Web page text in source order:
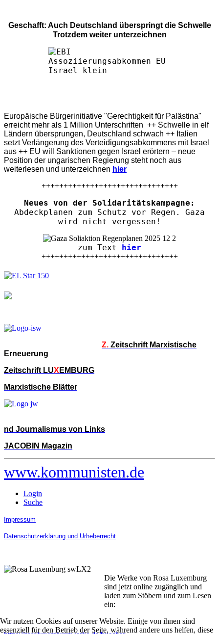
Geschafft: Auch Deutschland überspringt die Schwelle
Trotzdem weiter unterzeichnen
Europäische Bürgerinitiative "Gerechtigkeit für Palästina"
erreicht mehr als 1 Million Unterschriften ++ Schwelle in elf
Ländern übersprungen, Deutschland schwach ++ Italien
setzt Verlängerung des Verteidigungsabkommens mit Israel
aus ++ EU will Sanktionen gegen Israel erörtern – neue
Position der ungarischen Regierung steht noch aus
weiterlesen und unterzeichnen hier
+++++++++++++++++++++++++++++++
Neues von der Solidaritätskampagne:
Abdeckplanen zum Schutz vor Regen. Gaza
wird nicht vergessen!
zum Text hier
+++++++++++++++++++++++++++++++
Z. Zeitschrift Marxistische
Erneuerung
Zeitschrift LUX EMBURG
Marxistische Blätter
nd Journalismus von Links
JACOBIN Magazin
www.kommunisten.de
Login
Suche
Impressum
Datenschutzerklärung und Urheberrecht
Die Werke von Rosa Luxemburg
sind jetzt online zugänglich und
laden zum Stöbern und zum Lesen
ein:
Wir nutzen Cookies auf unserer Website. Einige von ihnen sind
essenziell für den Betrieb der Seite, während andere uns helfen, diese